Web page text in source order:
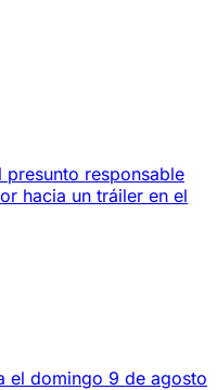
presunto responsable
hacia un tráiler en el
el domingo 9 de agosto